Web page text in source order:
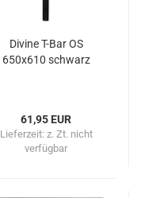
Divine T-Bar OS
650x610 schwarz
61,95 EUR
Lieferzeit: z. Zt. nicht
verfügbar